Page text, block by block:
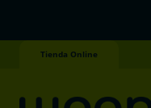
Tienda Online